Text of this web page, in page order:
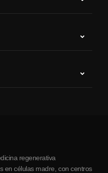
regenerativa
en células madre, con centros